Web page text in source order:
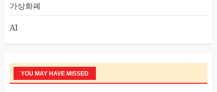
가상화폐
AI
YOU MAY HAVE MISSED